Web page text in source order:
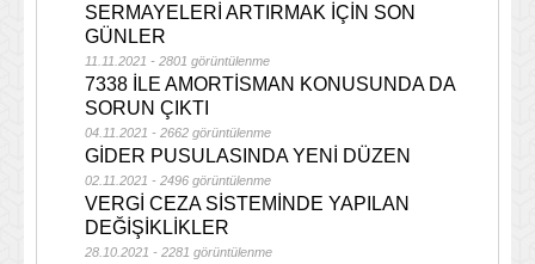
SERMAYELERİ ARTIRMAK İÇİN SON
GÜNLER
11.11.2021 - 2801 görüntülenme
7338 İLE AMORTİSMAN KONUSUNDA DA
SORUN ÇIKTI
04.11.2021 - 2662 görüntülenme
GİDER PUSULASINDA YENİ DÜZEN
02.11.2021 - 2496 görüntülenme
VERGİ CEZA SİSTEMİNDE YAPILAN
DEĞİŞİKLİKLER
28.10.2021 - 2281 görüntülenme